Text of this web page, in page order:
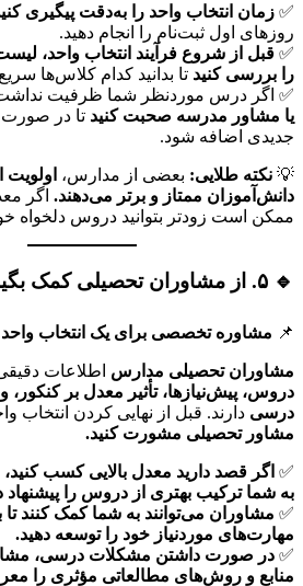
✅ زمان انتخاب واحد را به‌دقت پیگیری
روزهای اول ثبت‌نام را انجام دهید.
✅ قبل از شروع فرآیند انتخاب واحد،
را بررسی کنید تا بدانید کدام کلاس‌ها
✅ اگر درس موردنظر شما ظرفیت
یا مشاور مدرسه صحبت کنید تا در
جدیدی اضافه شود.
💡 نکته طلایی: بعضی از مدارس، اولویت
دانش‌آموزان ممتاز و برتر می‌دهند. اگر
ممکن است زودتر بتوانید دروس دلخواه
🔹 ۵. از مشاوران تحصیلی کمک بگیرید 🎓
📌 مشاوره تخصصی برای یک انتخاب واحد
مشاوران تحصیلی مدارس اطلاعات
دروس، پیش‌نیازها، تأثیر معدل بر کنکور،
درسی دارند. قبل از نهایی کردن انتخاب
مشاور تحصیلی مشورت کنید.
✅ اگر قصد دارید معدل بالایی کسب
به شما ترکیب بهتری از دروس را پیشنهاد
✅ مشاوران می‌توانند به شما کمک کنند تا
مهارت‌های موردنیاز خود را توسعه دهید.
✅ در صورت داشتن مشکلات درسی،
منابع و روش‌های مطالعاتی مؤثری را